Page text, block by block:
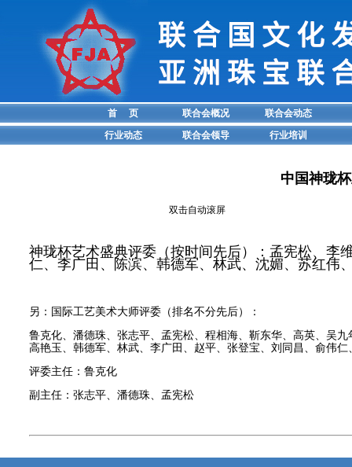
首 页 联合会概况 联合会动态
行业动态
联合会领导 行业培训
中国神珑
双击自动滚屏
神珑杯艺术盛典评委（按时间先后）：孟宪松、李
仁、李广田、陈滨、韩德军、林武、沈媚、苏红伟
另：国际工艺美术大师评委（排名不分先后）：
鲁克化、潘德珠、张志平、孟宪松、程相海、靳东华、高英、吴
高艳玉、韩德军、林武、李广田、赵平、张登宝、刘同昌、俞伟
评委主任：鲁克化
副主任：张志平、潘德珠、孟宪松